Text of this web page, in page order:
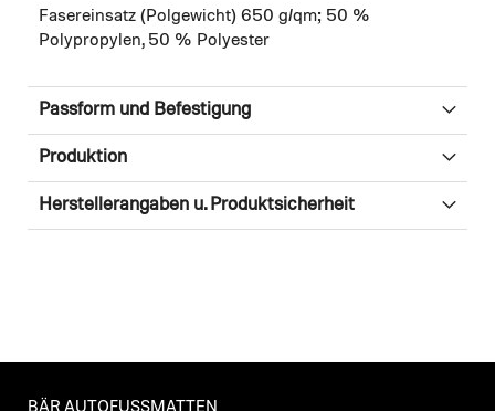
Fasereinsatz (Polgewicht) 650 g/qm; 50 %
Polypropylen, 50 % Polyester
Passform und Befestigung
Produktion
Herstellerangaben u. Produktsicherheit
BÄR AUTOFUSSMATTEN